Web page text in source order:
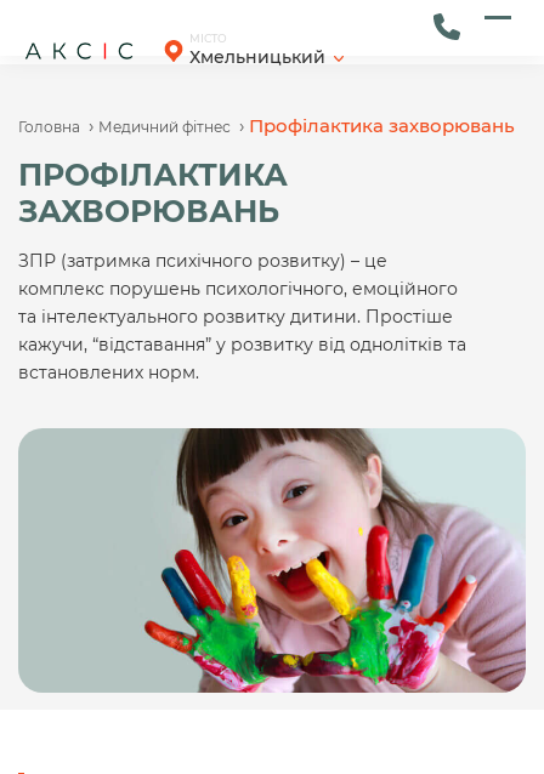
content
МІСТО
Хмельницький
Головна › Медичний фітнес › Профілактика захворювань
ПРОФІЛАКТИКА
ЗАХВОРЮВАНЬ
ЗПР (затримка психічного розвитку) – це
комплекс порушень психологічного, емоційного
та інтелектуального розвитку дитини. Простіше
кажучи, “відставання” у розвитку від однолітків та
встановлених норм.